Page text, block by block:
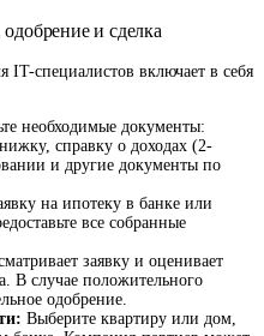
и сделка
специалистов включает в себя
необходимые документы:
справку о доходах (2-
и другие документы по
на ипотеку в банке или
все собранные
заявку и оценивает
В случае положительного
одобрение.
Выберите квартиру или дом,